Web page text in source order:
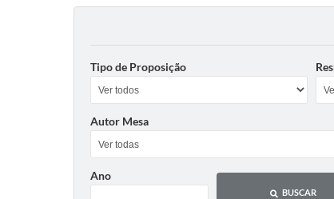
Tipo de Proposição
Autor Mesa
Ano
BUSCAR